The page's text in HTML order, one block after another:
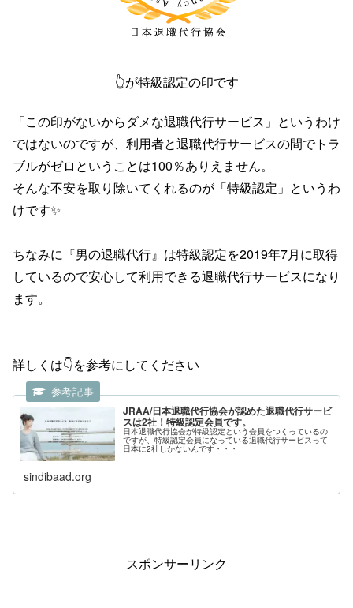
👆が特級認定の印です
「この印がないからダメな退職代行サービス」というわけ
ではないのですが、利用者と退職代行サービスの間でトラ
ブルがゼロということは100％ありえません。
そんな不安を取り除いてくれるのが「特級認定」というわ
けです✨
ちなみに『男の退職代行』は特級認定を2019年7月に取得
しているので安心して利用できる退職代行サービスになり
ます。
詳しくは👇を参考にしてください
JRAA/日本退職代行協会が認めた退職代行サービ
スは2社！特級認定会員です。
日本退職代行協会が特級認定という会員をつくっているの
ですが、特級認定会員になっている退職代行サービスって
日本に2社しかないんです・・・
sindibaad.org
スポンサーリンク